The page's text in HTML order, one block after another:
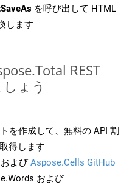
を呼び出して HTML
します
REST
ょう
を作成して、無料の API 割
得します
およびAspose.Cells GitHub
および